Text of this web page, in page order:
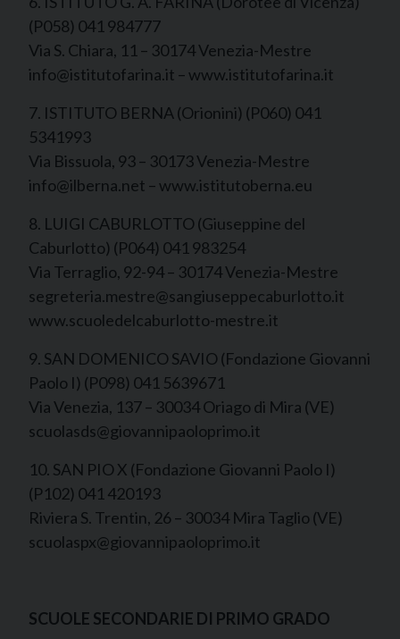
(P058) 041 984777
Via S. Chiara, 11 – 30174 Venezia-Mestre
info@istitutofarina.it – www.istitutofarina.it
7. ISTITUTO BERNA (Orionini) (P060) 041
5341993
Via Bissuola, 93 – 30173 Venezia-Mestre
info@ilberna.net – www.istitutoberna.eu
8. LUIGI CABURLOTTO (Giuseppine del
Caburlotto) (P064) 041 983254
Via Terraglio, 92-94 – 30174 Venezia-Mestre
segreteria.mestre@sangiuseppecaburlotto.it
www.scuoledelcaburlotto-mestre.it
9. SAN DOMENICO SAVIO (Fondazione Giovanni
Paolo I) (P098) 041 5639671
Via Venezia, 137 – 30034 Oriago di Mira (VE)
scuolasds@giovannipaoloprimo.it
10. SAN PIO X (Fondazione Giovanni Paolo I)
(P102) 041 420193
Riviera S. Trentin, 26 – 30034 Mira Taglio (VE)
scuolaspx@giovannipaoloprimo.it
SCUOLE SECONDARIE DI PRIMO GRADO